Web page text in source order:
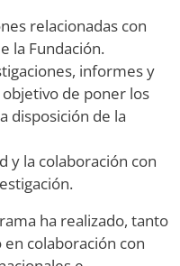
relacionadas con
la Fundación.
informes y
de poner los
disposición de la
y la colaboración con
ha realizado, tanto
colaboración con